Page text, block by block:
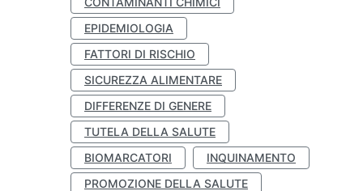
EPIDEMIOLOGIA
FATTORI DI RISCHIO
SICUREZZA ALIMENTARE
DIFFERENZE DI GENERE
TUTELA DELLA SALUTE
BIOMARCATORI
INQUINAMENTO
PROMOZIONE DELLA SALUTE